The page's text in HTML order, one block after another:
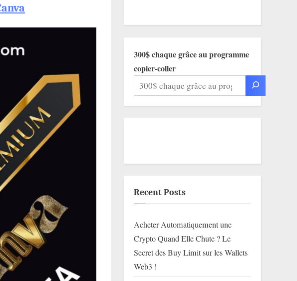
300$ chaque grâce au programme
copier-coller
Recent Posts
Acheter Automatiquement une
Crypto Quand Elle Chute ? Le
Secret des Buy Limit sur les Wallets
Web3 !